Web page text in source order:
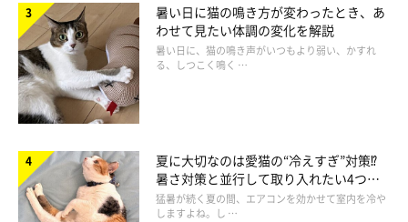
暑い日に猫の鳴き方が変わったとき、あ
わせて見たい体調の変化を解説
暑い日に、猫の鳴き声がいつもより弱い、かすれ
る、しつこく鳴く …
夏に大切なのは愛猫の“冷えすぎ”対策⁉
暑さ対策と並行して取り入れたい4つの
工夫
猛暑が続く夏の間、エアコンを効かせて室内を冷や
しますよね。し …